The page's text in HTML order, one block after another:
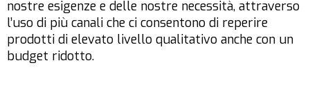
nostre esigenze e delle nostre necessità, attraverso
l’uso di più canali che ci consentono di reperire
prodotti di elevato livello qualitativo anche con un
budget ridotto.